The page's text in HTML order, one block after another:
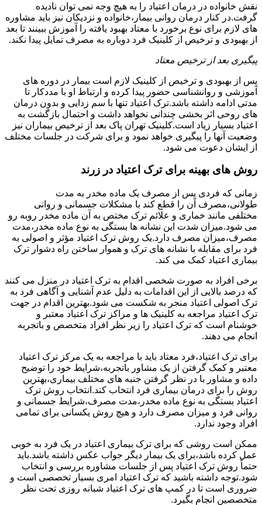
نقش خانواده در درمان اعتیاد را به هیچ وجه نمی توان نادیده
گرفت.در کنار درمان روانی بیمار،خانواده و نزدیکان نیز باید مشاوره
های لازم برای نوع برخورد با معتاد بهبود یافته را آموزش ببینند تا بعد
از بهبودی و ترخیص از کلینیک فرد دوباره به مصرف تمایل پیدا نکند.
پیگیری بعد از ترخیص معتاد
پس از بهبودی و ترخیص از کلینیک لازم است بیمار در دوره های
آموزشی و روانشناسی حضور پیدا کرده و ارتباط او با مددکار تا
مدتی ادامه داشته باشد.ترک اعتیاد تنها با سم زدایی و بدون درمان
های روحی اثر بخشی چندانی نخواهد داشت و احتمال بازگشت به
اعتیاد بسیار زیاد است.کلینیک تهران پاک بعد از ترخیص بیماران نیز
وضعیت آنها را پیگیری خواهد نمود و برای شرکت در جلسات مختلف
از ایشان دعوت می شود.
روش های بهینه برای ترک اعتیاد در زرند
زمانی که فردی پس از مصرف یک ماده مخدر به مدت
طولانی،مصرف آن را قطع کند با مشکلات جسمانی و روانی
مختلفی مانند خماری و علائم ترک مختص به آن ماده مخدر روبه رو
می شود.میزان شدت این نشانه ها بستگی به نوع ماده مخدر،مدت
مصرف،میزان مصرف دارد.یک روش ترک اعتیاد مؤثر و اصولی به
فرد برای مقابله با نشانه های ترک و هموار ساختن راه دشوار ترک
بیماری اعتیاد کمک می کند.
برخی افراد به صورت شخصی اقدام به ترک اعتیاد در منزل می کنند
که درصد بالایی از این اقدامات به دلیل عدم آشنایی و آگاهی فرد به
ترک اصولی اعتیاد منجر به شکست می شود.بهترین اقدام در جهت
ترک اعتیاد مراجعه به کلینیک ها و مراکز ترک اعتیاد معتبر و
خوشنام است که ترک اعتیاد را زیر نظر افراد متخصص و باتجربه
انجام می دهند.
برای ترک اعتیاد،فرد معتاد باید با مراجعه به یک مرکز ترک اعتیاد
معتبر و کمک گرفتن از یک مشاور باتجربه،شرایط خود را توضیح
داده و مشاور با در نظر گرفتن جنبه های مختلف بیماری،بهترین
روش را برای درمان بیماری فرد انتخاب کند.انتخاب روش ترک
اعتیاد بستگی به نوع ماده مخدر،مدت مصرف،شرایط جسمانی و
روانی فرد و میزان مصرف دارد و هیچ روش یکسانی برای تمامی
افراد وجود ندارد.
ممکن است روشی که برای ترک بیماری اعتیاد در یک فرد به خوبی
عمل کرده باشد،برای یک بیمار دیگر جواب عکس داشته باشد.باید
حتماً روش ترک اعتیاد پس از جلسات مشاوره بررسی و انتخاب
شود.توجه داشته باشید که ترک اعتیاد امری بسیار تخصصی است و
ضروری است تا در کمپ های ترک اعتیاد شبانه روزی تحت نظر
متخصصین انجام بگیرد.